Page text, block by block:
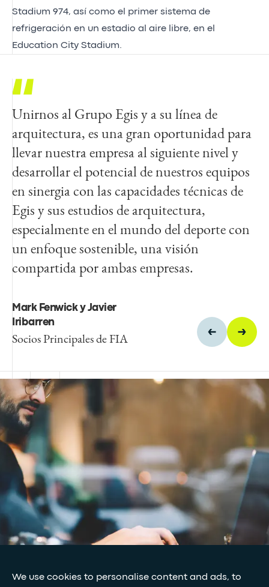
We use cookies to personalise content and ads, to
Stadium 974, así como el primer sistema de
refrigeración en un estadio al aire libre, en el
Education City Stadium.
Unirnos al Grupo Egis y a su línea de
arquitectura, es una gran oportunidad para
llevar nuestra empresa al siguiente nivel y
desarrollar el potencial de nuestros equipos
en sinergia con las capacidades técnicas de
Egis y sus estudios de arquitectura,
especialmente en el mundo del deporte con
un enfoque sostenible, una visión
compartida por ambas empresas.
Mark Fenwick y Javier
Iribarren
Socios Principales de FIA
Estamos encantados de dar la bienvenida a
FIA a la line a de arquitectura de Egis. Su
extraordinario talento, mentalidad
innovadora y compromiso con la excelencia
y la sostenibilidad se alinean perfectamente
con nuestros objetivos. Estamos deseando
trabajar juntos para ofrecer instalaciones
deportivas inspiradoras y vanguardistas
alrededor del mundo que mejoren la
Thomas Salvant
Director de Energía y Ciudades
Suscríbete